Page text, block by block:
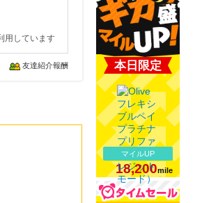
用しています
友達紹介報酬 本日限定
マイルUP
18,200mile